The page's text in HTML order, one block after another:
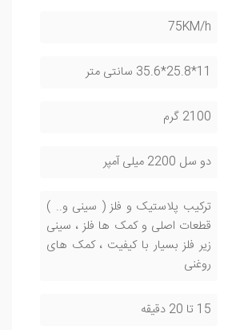
75KM/h
11*25.8*35.6 سانتی متر
2100 گرم
دو سل 2200 میلی آمپر
ترکیب پلاستیک و فلز ( سینی و.. )
قطعات اصلی و کمک ها فلز ، سینی
زیر فلز بسیار با کیفیت ، کمک های
روغنی
15 تا 20 دقیقه